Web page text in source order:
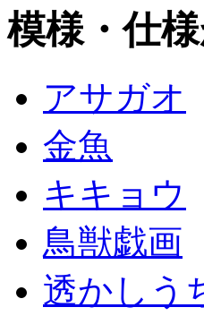
模様・仕
アサガオ
金魚
キキョウ
鳥獣戯画
透かしう